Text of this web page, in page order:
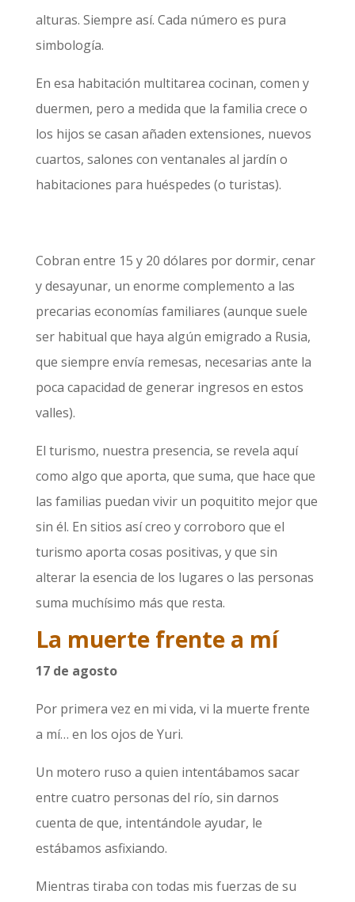
alturas. Siempre así. Cada número es pura
simbología.
En esa habitación multitarea cocinan, comen y
duermen, pero a medida que la familia crece o
los hijos se casan añaden extensiones, nuevos
cuartos, salones con ventanales al jardín o
habitaciones para huéspedes (o turistas).
Cobran entre 15 y 20 dólares por dormir, cenar
y desayunar, un enorme complemento a las
precarias economías familiares (aunque suele
ser habitual que haya algún emigrado a Rusia,
que siempre envía remesas, necesarias ante la
poca capacidad de generar ingresos en estos
valles).
El turismo, nuestra presencia, se revela aquí
como algo que aporta, que suma, que hace que
las familias puedan vivir un poquitito mejor que
sin él. En sitios así creo y corroboro que el
turismo aporta cosas positivas, y que sin
alterar la esencia de los lugares o las personas
suma muchísimo más que resta.
La muerte frente a mí
17 de agosto
Por primera vez en mi vida, vi la muerte frente
a mí… en los ojos de Yuri.
Un motero ruso a quien intentábamos sacar
entre cuatro personas del río, sin darnos
cuenta de que, intentándole ayudar, le
estábamos asfixiando.
Mientras tiraba con todas mis fuerzas de su